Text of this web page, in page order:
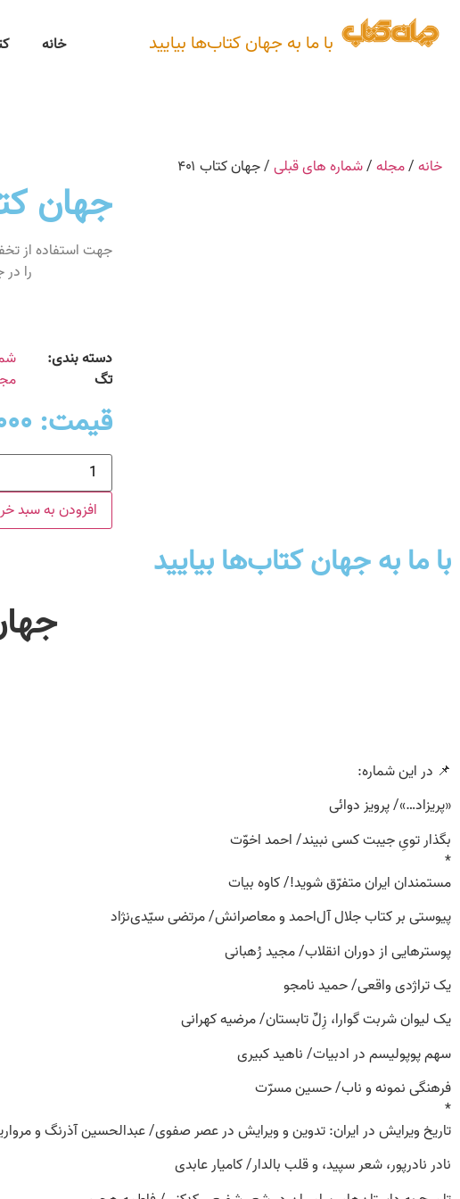
با ما به جهان کتاب‌ها بیایید خانه
خانه / مجله / شماره های قبلی / جهان کتاب ۴۰۱
جهان
را
دسته بندی:
تگ
قیمت:
افزودن به سبد
با ما به جهان کتاب‌ها بیایید
📌 در این شماره:
«پریزاد…»/ پرویز دوائی
بگذار تویِ جیبت کسی نبیند/ احمد اخوّت
*
مستمندان ایران متفرّق شوید!/ کاوه بیات
پیوستی بر کتاب جلال آل‌احمد و معاصرانش/ مرتضی سیّدی‌نژاد
پوسترهایی از دوران انقلاب/ مجید رُهبانی
یک تراژدی واقعی/ حمید نامجو
یک لیوان شربت گوارا، زِلِّ تابستان/ مرضیه کهرانی
سهم پوپولیسم در ادبیات/ ناهید کبیری
فرهنگی نمونه و ناب/ حسین مسرّت
*
تاریخ ویرایش در ایران: تدوین و ویرایش در عصر صفوی/ عبدالحسین آذرنگ و
نادر نادرپور، شعر سپید، و قلب بالدار/ کامیار عابدی